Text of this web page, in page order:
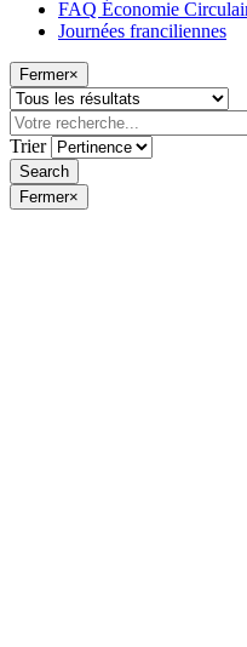
FAQ Économie
Journées franciliennes
Fermer×
Trier
Fermer×